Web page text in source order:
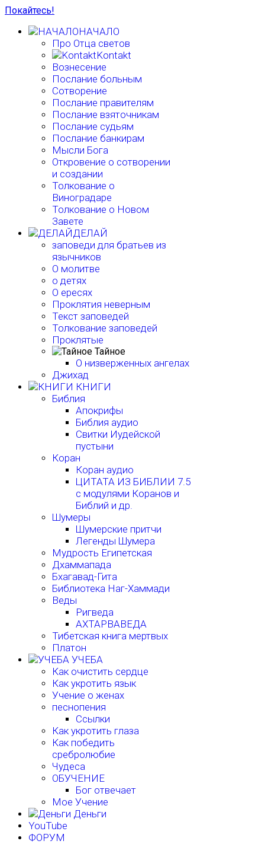
Покайтесь!
НАЧАЛО
Про Отца светов
Kontakt
Вознесение
Послание больным
Сотворение
Послание правителям
Послание взяточникам
Послание судьям
Послание банкирам
Мысли Бога
Откровение о сотворении
и создании
Толкование о
Виноградаре
Толкование о Новом
Завете
ДЕЛАЙ
заповеди для братьев из
язычников
О молитве
о детях
О ересях
Проклятия неверным
Текст заповедей
Толкование заповедей
Проклятые
Тайное
О низверженных ангелах
Джихад
КНИГИ
Библия
Апокрифы
Библия аудио
Свитки Иудейской
пустыни
Коран
Коран аудио
ЦИТАТА ИЗ БИБЛИИ 7.5
с модулями Коранов и
Библий и др.
Шумеры
Шумерские притчи
Легенды Шумера
Мудрость Египетская
Дхаммапада
Бхагавад-Гита
Библиотека Наг-Хаммади
Веды
Ригведа
АХТАРВАВЕДА
Тибетская книга мертвых
Платон
УЧЕБА
Как очистить сердце
Как укротить язык
Учение о женах
песнопения
Ссылки
Как укротить глаза
Как победить
сребролюбие
Чудеса
ОБУЧЕНИЕ
Бог отвечает
Мое Учение
Деньги
YouTube
ФОРУМ